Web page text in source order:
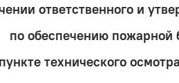
ответственного и
по обеспечению пожарной
технического